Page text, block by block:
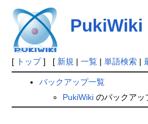
PukiWiki
[ トップ] [ 新規 | 一覧| 単語検索|
バックアップ一覧
PukiWikiのバックアッ